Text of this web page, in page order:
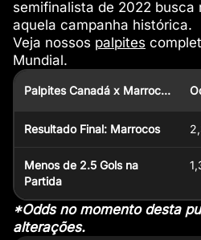
semifinalista de 2022 busca
aquela campanha histórica.
Veja nossos palpites
Mundial.
Palpites Canadá x Marrocos
Resultado Final: Marrocos
Menos de 2.5 Gols na
Partida
*Odds no momento desta
alterações.